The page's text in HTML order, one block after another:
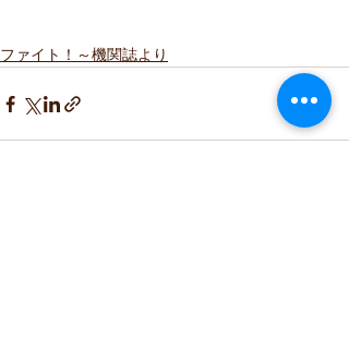
ファイト！～機関誌より